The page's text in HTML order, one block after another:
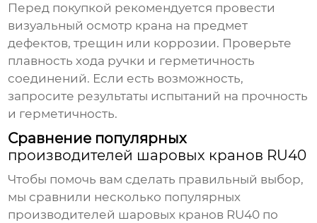
Перед покупкой рекомендуется провести
визуальный осмотр крана на предмет
дефектов, трещин или коррозии. Проверьте
плавность хода ручки и герметичность
соединений. Если есть возможность,
запросите результаты испытаний на прочность
и герметичность.
Сравнение популярных
производителей шаровых кранов RU40
Чтобы помочь вам сделать правильный выбор,
мы сравнили несколько популярных
производителей шаровых кранов RU40 по